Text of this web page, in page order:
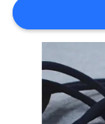
SITE
HARITASI
PRIVACY
POLICY